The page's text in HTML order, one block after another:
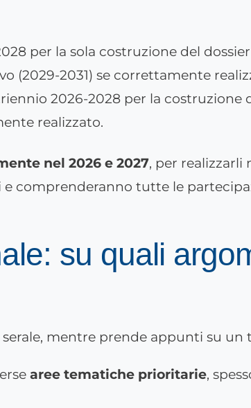
per la sola costruzione del
(2029-2031) se correttamente
2026-2028 per la costruzione
realizzato.
nel 2026 e 2027, per realizzarli
comprenderanno tutte le
su quali
aree tematiche prioritarie,